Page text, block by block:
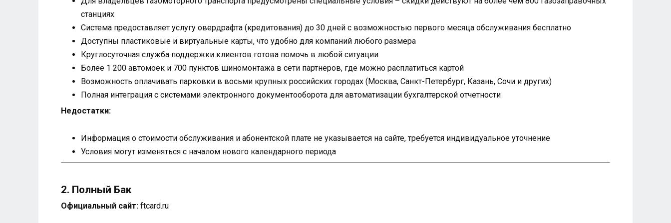
станциях
Система предоставляет услугу овердрафта (кредитования) до 30 дней с возможностью первого месяца обслуживания бесплатно
Доступны пластиковые и виртуальные карты, что удобно для компаний любого размера
Круглосуточная служба поддержки клиентов готова помочь в любой ситуации
Более 1 200 автомоек и 700 пунктов шиномонтажа в сети партнеров, где можно расплатиться картой
Возможность оплачивать парковки в восьми крупных российских городах (Москва, Санкт-Петербург, Казань, Сочи и других)
Полная интеграция с системами электронного документооборота для автоматизации бухгалтерской отчетности
Недостатки:
Информация о стоимости обслуживания и абонентской плате не указывается на сайте, требуется индивидуальное уточнение
Условия могут изменяться с началом нового календарного периода
2. Полный Бак
Официальный сайт: ftcard.ru